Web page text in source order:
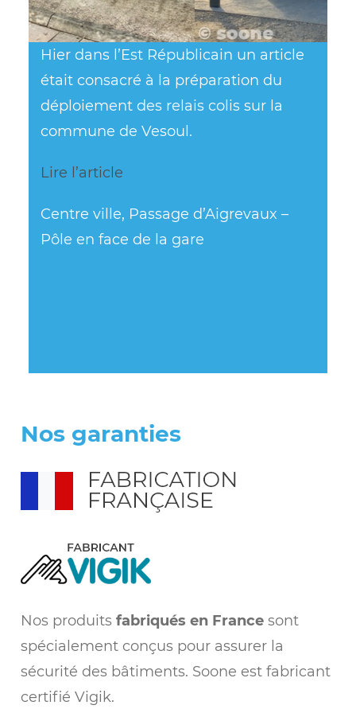
Hier dans l’Est Républicain un article
était consacré à la préparation du
déploiement des relais colis sur la
commune de Vesoul.
Lire l’article
Centre ville, Passage d’Aigrevaux –
Pôle en face de la gare
Nos garanties
Nos produits fabriqués en France sont
spécialement conçus pour assurer la
sécurité des bâtiments. Soone est fabricant
certifié Vigik.